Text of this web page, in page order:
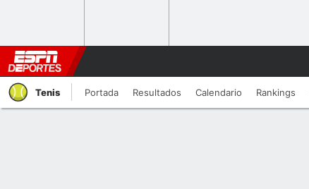
Tenis Portada Resultados Calendario Rankings